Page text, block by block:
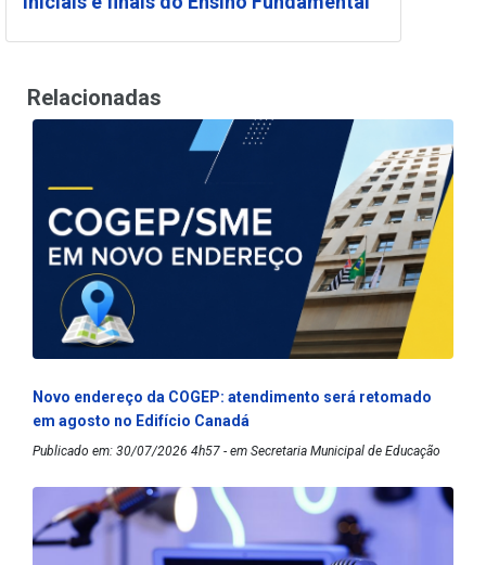
Relacionadas
Novo endereço da COGEP: atendimento será retomado
em agosto no Edifício Canadá
Publicado em: 30/07/2026 4h57 - em Secretaria Municipal de Educação